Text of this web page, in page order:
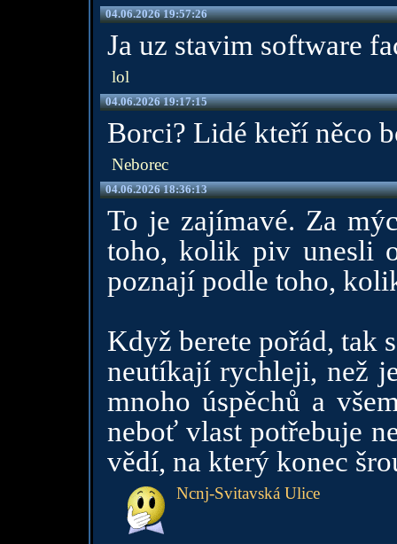
04.06.2026 19:57:26
Ja uz stavim software
lol
04.06.2026 19:17:15
Borci? Lidé kteří něco
Neborec
04.06.2026 18:36:13
To je zajímavé. Za
toho, kolik piv unesli
poznají podle toho,
Když berete pořád, tak
neutíkají rychleji, než
mnoho úspěchů a
neboť vlast potřebuje
vědí, na který konec
Ncnj-Svitavská Ulice